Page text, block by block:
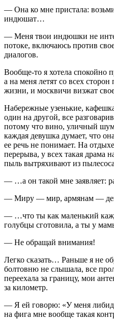
— Она ко мне пристала:
индюшат…
— Меня твои индюшки не
потоке, включаюсь против
диалогов.
Вообще-то я хотела спокойно
а на меня летят со всех
жизни, и москвичи визжат
Набережные узенькие,
один на другой, все
потому что вино, уличный
каждая девушка думает, что
ее речь не понимает. На
перерыва, у всех такая драма
пыль вытряхивают из
— …а он такой мне заявляет:
— Миру — мир, армянам —
— …что ты как маленький
голубцы сготовила, а ты у
— Не обращай внимания!
Легко сказать… Раньше я не
болтовню не слышала, все
переехала за границу, мои
за километр.
— Я ей говорю: «У меня
на фига мне вообще такая